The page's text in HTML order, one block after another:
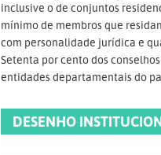
inclusive o de conjuntos
mínimo de membros que
com personalidade jurídica e
Setenta por cento dos
entidades departamentais do
DESENHO